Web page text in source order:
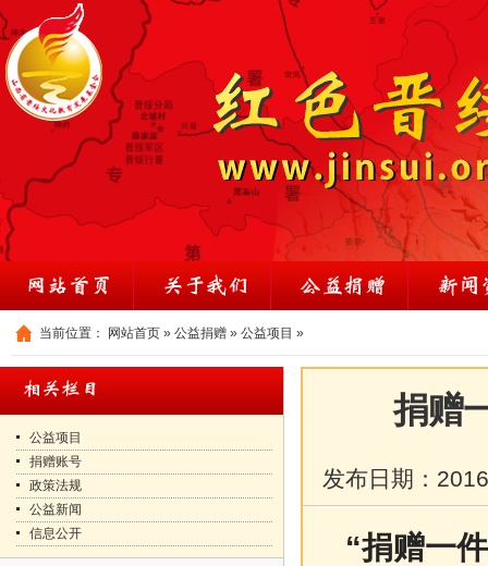
当前位置： 网站首页 » 公益捐赠 » 公益项目 »
公益项目
捐赠账号
政策法规
公益新闻
信息公开
捐赠
发布日期：
“捐赠一